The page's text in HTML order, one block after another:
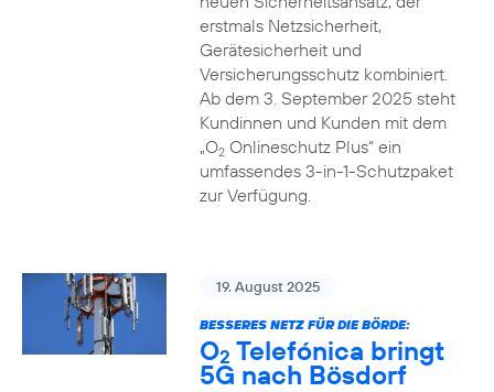
erstmals Netzsicherheit,
Gerätesicherheit und
Versicherungsschutz kombiniert.
Ab dem 3. September 2025 steht
Kundinnen und Kunden mit dem
„O2Onlineschutz Plus“ ein
umfassendes 3-in-1-Schutzpaket
zur Verfügung.
19. August 2025
BESSERES NETZ FÜR DIE BÖRDE:
O2 Telefónica bringt
5G nach Bösdorf